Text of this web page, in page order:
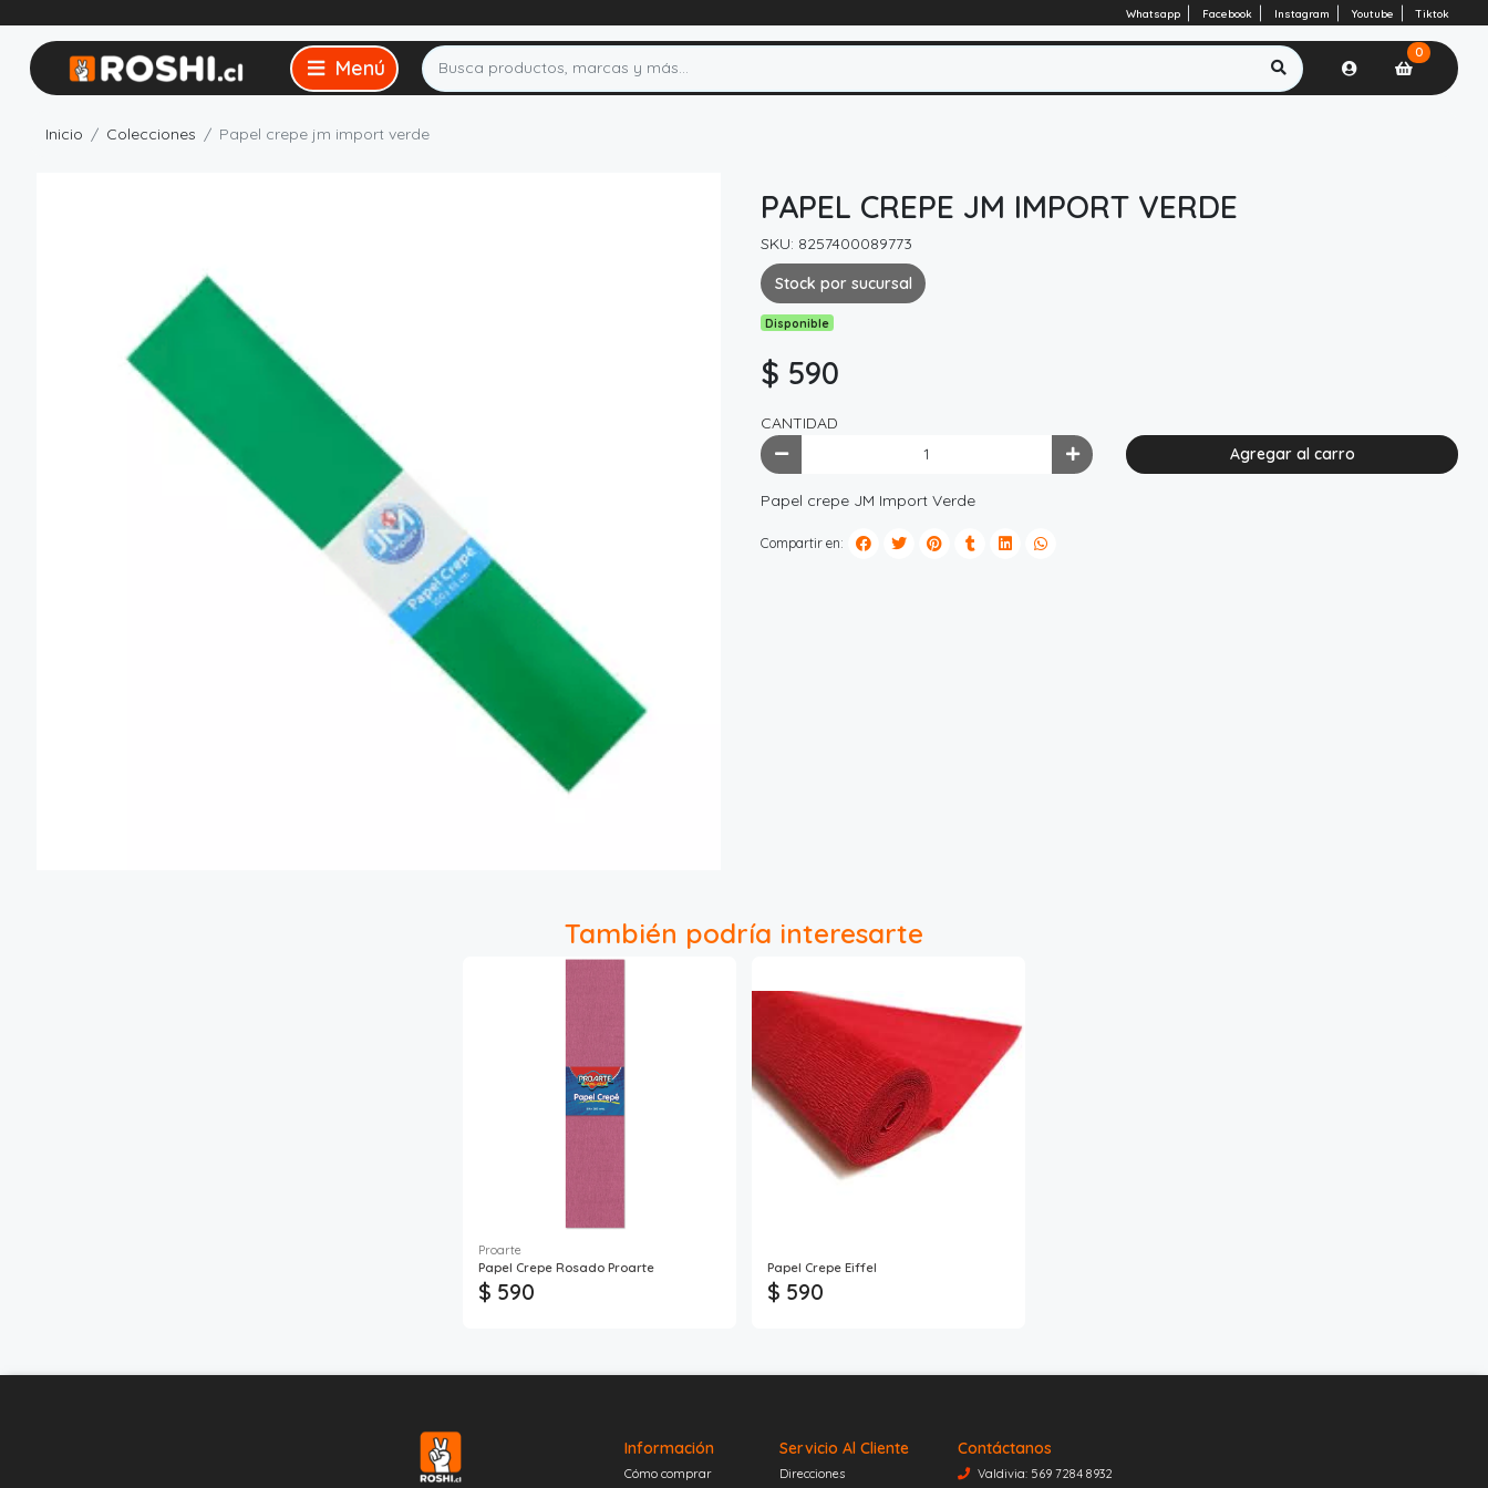
Whatsapp Facebook Instagram Youtube Tiktok
0
Inicio Colecciones Papel crepe jm import verde
PAPEL CREPE JM IMPORT VERDE
SKU: 8257400089773
Stock por sucursal
Disponible
$ 590
CANTIDAD
Agregar al carro
Papel crepe JM Import Verde
Compartir en:
También podría interesarte
Proarte
Papel Crepe Rosado Proarte
$ 590
Papel Crepe Eiffel
$ 590
Información
Cómo comprar
Servicio Al Cliente
Direcciones
Contáctanos
Valdivia: 569 7284 8932